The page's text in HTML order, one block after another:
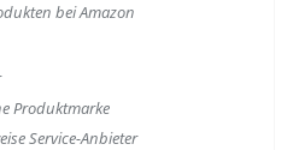
bei Amazon
Produktmarke
Service-Anbieter